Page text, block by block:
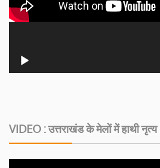
VIDEO : उत्तराखंड के मेलों में हाथी नृत्य